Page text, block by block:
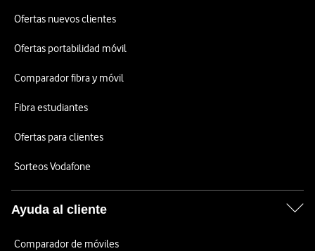
Ofertas nuevos clientes
Ofertas portabilidad móvil
Comparador fibra y móvil
Fibra estudiantes
Ofertas para clientes
Sorteos Vodafone
Ayuda al cliente
Comparador de móviles